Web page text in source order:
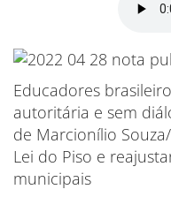
Educadores
autoritária e sem
de Marcionílio
Lei do Piso e
municipais